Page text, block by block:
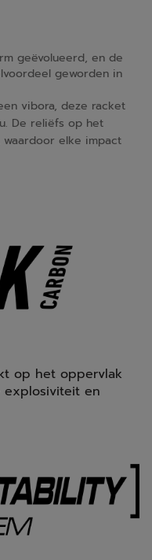
geëvolueerd, en de
geworden in
vibora, deze racket
De reliëfs op het
elke impact
op het oppervlak
explosiviteit en